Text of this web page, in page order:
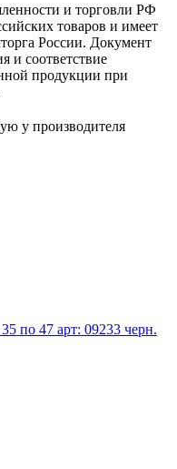
и торговли РФ
товаров и имеет
России. Документ
и соответствие
продукции при
у производителя
по 47 арт: 09233 черн.